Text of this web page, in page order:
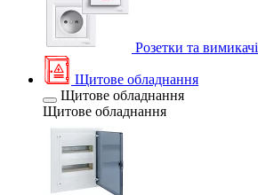
Розетки та вимикачі
Щитове обладнання
Щитове обладнання
Щитове обладнання